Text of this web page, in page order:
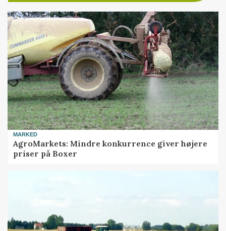
MARKED
AgroMarkets: Mindre konkurrence giver højere
priser på Boxer